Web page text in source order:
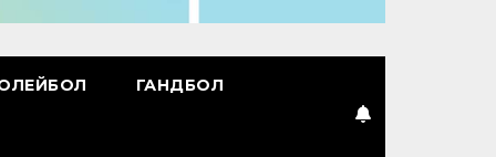
ГАНДБОЛ